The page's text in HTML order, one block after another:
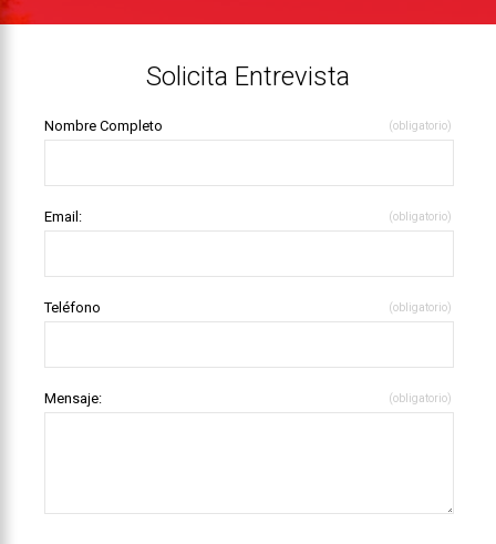
Solicita Entrevista
Nombre Completo (obligatorio)
Email: (obligatorio)
Teléfono (obligatorio)
Mensaje: (obligatorio)